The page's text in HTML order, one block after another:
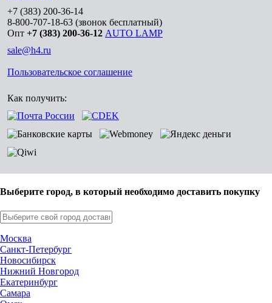
+7 (383) 200-36-14
8-800-707-18-63 (звонок бесплатный)
Опт +7 (383) 200-36-12 AUTO LAMP
sale@h4.ru
Пользовательское соглашение
Как получить:
Выберите город, в который необходимо доставить покупку
Москва
Санкт-Петербург
Новосибирск
Нижний Новгород
Екатеринбург
Самара